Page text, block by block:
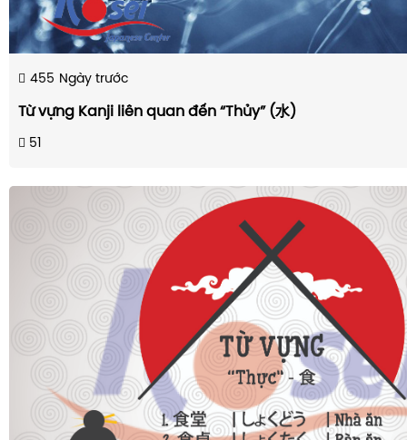
455 Ngày trước
Từ vựng Kanji liên quan đến “Thủy” (水)
51